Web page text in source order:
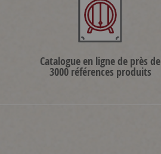
Catalogue en ligne de près de
3000 références produits